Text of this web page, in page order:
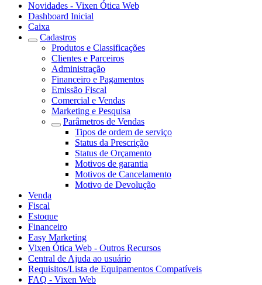
Novidades - Vixen Ótica Web
Dashboard Inicial
Caixa
Cadastros
Produtos e Classificações
Clientes e Parceiros
Administração
Financeiro e Pagamentos
Emissão Fiscal
Comercial e Vendas
Marketing e Pesquisa
Parâmetros de Vendas
Tipos de ordem de serviço
Status da Prescrição
Status de Orçamento
Motivos de garantia
Motivos de Cancelamento
Motivo de Devolução
Venda
Fiscal
Estoque
Financeiro
Easy Marketing
Vixen Ótica Web - Outros Recursos
Central de Ajuda ao usuário
Requisitos/Lista de Equipamentos Compatíveis
FAQ - Vixen Web